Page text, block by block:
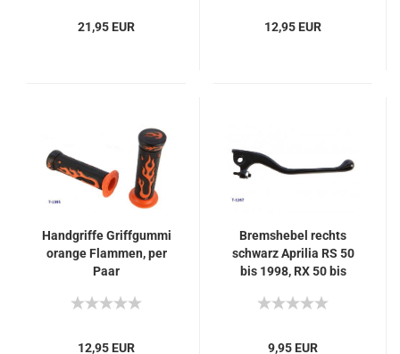
21,95 EUR 12,95 EUR
Handgriffe Griffgummi
orange Flammen, per
Paar
12,95 EUR
Bremshebel rechts
schwarz Aprilia RS 50
bis 1998, RX 50 bis
1995
9,95 EUR